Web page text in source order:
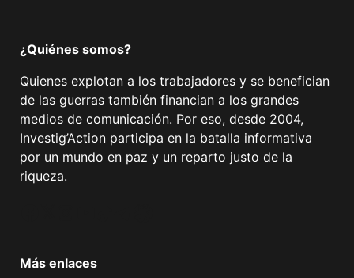
¿Quiénes somos?
Quienes explotan a los trabajadores y se benefician
de las guerras también financian a los grandes
medios de comunicación. Por eso, desde 2004,
Investig’Action participa en la batalla informativa
por un mundo en paz y un reparto justo de la
riqueza.
Más enlaces